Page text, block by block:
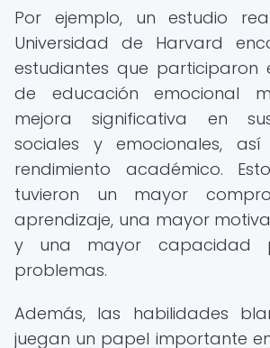
Por ejemplo, un estudio
Universidad de Harvard
estudiantes que participaron
de educación emocional
mejora significativa en
sociales y emocionales,
rendimiento académico.
tuvieron un mayor
aprendizaje, una mayor
y una mayor capacidad
problemas.
Además, las habilidades
juegan un papel importante